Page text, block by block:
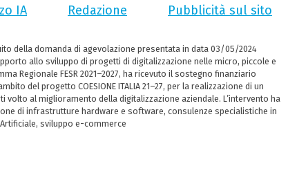
IA Redazione Pubblicità sul sito
della domanda di agevolazione presentata in data 03/05/2024
allo sviluppo di progetti di digitalizzazione nelle micro, piccole e
Regionale FESR 2021–2027, ha ricevuto il sostegno finanziario
del progetto COESIONE ITALIA 21–27, per la realizzazione di un
volto al miglioramento della digitalizzazione aziendale. L’intervento ha
di infrastrutture hardware e software, consulenze specialistiche in
sviluppo e-commerce